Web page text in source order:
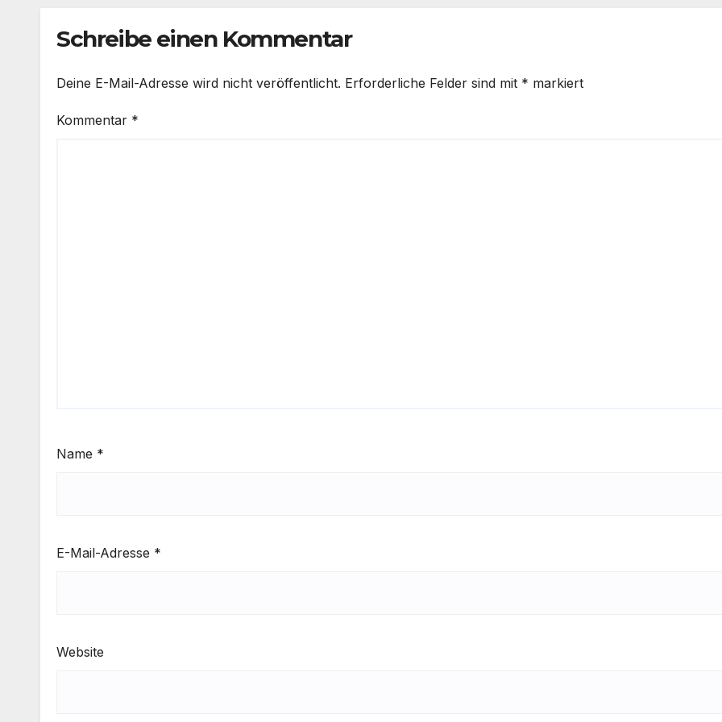
Schreibe einen Kommentar
Deine E-Mail-Adresse wird nicht veröffentlicht. Erforderliche Felder sind mit * markiert
Kommentar *
Name *
E-Mail-Adresse *
Website